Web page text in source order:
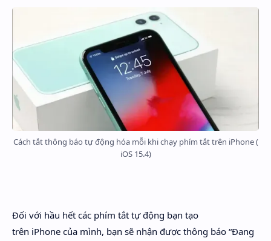
Rich Results Test
PageSpeed Insights
Cách tắt thông báo tự động hóa mỗi khi chạy phím tắt trên iPhone (
iOS 15.4)
Đối với hầu hết các phím tắt tự động bạn tạo
trên iPhone của mình, bạn sẽ nhận được thông báo “Đang